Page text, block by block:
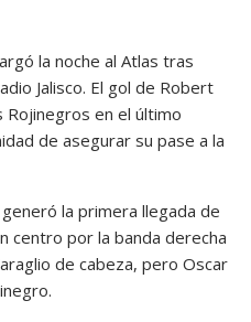
la noche al Atlas tras
Jalisco. El gol de Robert
en el último
de asegurar su pase a la
la primera llegada de
centro por la banda derecha
de cabeza, pero Oscar